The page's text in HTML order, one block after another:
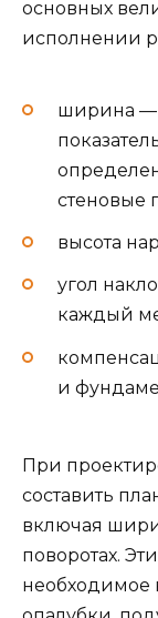
основных
исполнении
ширина —
стеновые
высота
угол
каждый
и
При
составить
включая
поворотах.
необходимое